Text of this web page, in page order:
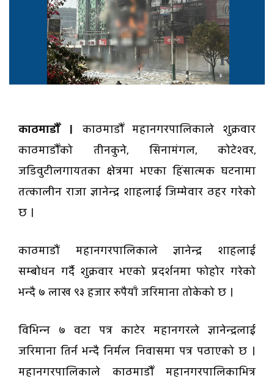
काठमाडौँ । काठमाडौँ महानगरपालिकाले शुक्रवार
काठमाडौँको तीनकुने, सिनामंगल, कोटेश्वर,
जडिवुटीलगायतका क्षेत्रमा भएका हिंसात्मक घटनामा
तत्कालीन राजा ज्ञानेन्द्र शाहलाई जिम्मेवार ठहर गरेको
छ ।
काठमाडौं महानगरपालिकाले ज्ञानेन्द्र शाहलाई
सम्बोधन गर्दै शुक्रवार भएको प्रदर्शनमा फोहोर गरेको
भन्दै ७ लाख ९३ हजार रुपैयाँ जरिमाना तोकेको छ ।
विभिन्न ७ वटा पत्र काटेर महानगरले ज्ञानेन्द्रलाई
जरिमाना तिर्न भन्दै निर्मल निवासमा पत्र पठाएको छ ।
महानगरपालिकाले काठमाडौँ महानगरपालिकाभित्र